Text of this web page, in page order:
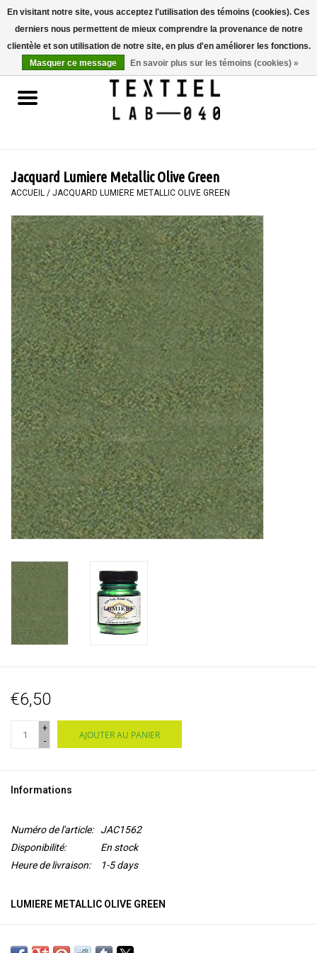
Accueil
LIVRES
PEINTURE
TEXTILE
WORKSHOPS
SPECIALS
OUTILS
Blog
Jacquard Lumiere Metallic Olive Green
ACCUEIL / JACQUARD LUMIERE METALLIC OLIVE GREEN
€6,50
+
-
AJOUTER AU PANIER
Informations
Numéro de l'article:
JAC1562
Disponibilité:
En stock
Heure de livraison:
1-5 days
LUMIERE METALLIC OLIVE GREEN
d'eauavec un pigment demica
En visitant notre site, vous acceptez l'utilisation des témoins (cookies). Ces
derniers nous permettent de mieux comprendre la provenance de notre
clientèle et son utilisation de notre site, en plus d'en améliorer les fonctions.
Masquer ce message
En savoir plus sur les témoins (cookies) »